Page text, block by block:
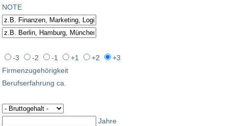
NOTE
-3 -2 -1 +1 +2
+3
Firmenzugehörigkeit
Berufserfahrung ca.
Jahre